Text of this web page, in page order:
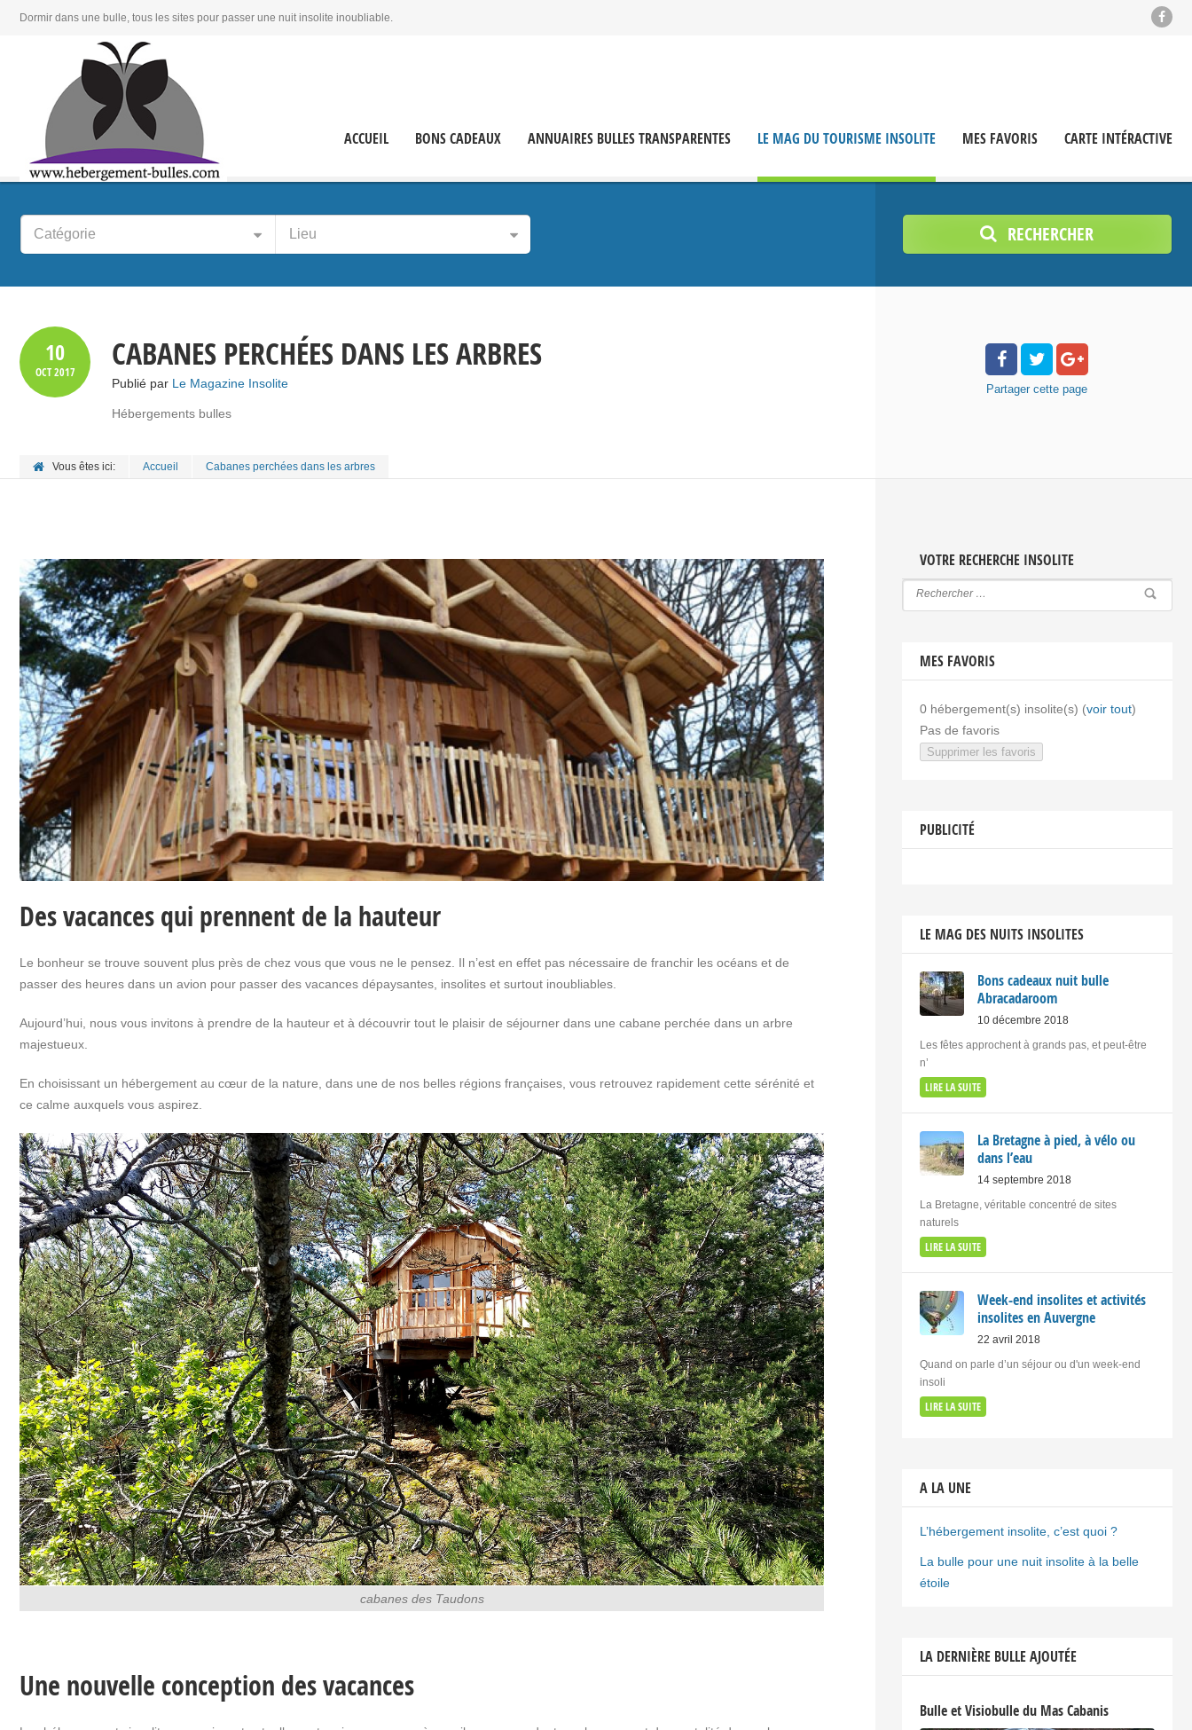
Dormir dans une bulle, tous les sites pour passer une nuit insolite inoubliable.
ACCUEIL BONS CADEAUX ANNUAIRES BULLES TRANSPARENTES LE MAG DU TOURISME INSOLITE MES FAVORIS CARTE INTÉRACTIVE
Catégorie Lieu RECHERCHER
10
OCT2017 CABANES PERCHÉES DANS LES ARBRES
Publié par Le Magazine Insolite
Hébergements bulles
Vous êtes ici: Accueil Cabanes perchées dans les arbres
Partager cette page
Des vacances qui prennent de la hauteur
Le bonheur se trouve souvent plus près de chez vous que vous ne le pensez. Il n’est en effet pas nécessaire de franchir les océans et de
passer des heures dans un avion pour passer des vacances dépaysantes, insolites et surtout inoubliables.
Aujourd’hui, nous vous invitons à prendre de la hauteur et à découvrir tout le plaisir de séjourner dans une cabane perchée dans un arbre
majestueux.
En choisissant un hébergement au cœur de la nature, dans une de nos belles régions françaises, vous retrouvez rapidement cette sérénité et
ce calme auxquels vous aspirez.
cabanes des Taudons
Une nouvelle conception des vacances
VOTRE RECHERCHE INSOLITE
MES FAVORIS
0hébergement(s) insolite(s) (voir tout)
Pas de favoris
Supprimer les favoris
PUBLICITÉ
LE MAG DES NUITS INSOLITES
Bons cadeaux nuit bulle
Abracadaroom
10 décembre 2018
Les fêtes approchent à grands pas, et peut-être
n’
LIRE LA SUITE
La Bretagne à pied, à vélo ou
dans l’eau
14 septembre 2018
La Bretagne, véritable concentré de sites
naturels
LIRE LA SUITE
Week-end insolites et activités
insolites en Auvergne
22 avril 2018
Quand on parle d’un séjour ou d'un week-end
insoli
LIRE LA SUITE
A LA UNE
L’hébergement insolite, c’est quoi ?
La bulle pour une nuit insolite à la belle
étoile
LA DERNIÈRE BULLE AJOUTÉE
Bulle et Visiobulle du Mas Cabanis